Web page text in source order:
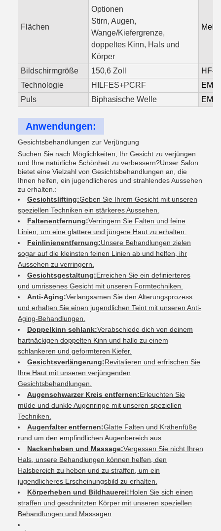
Flächen
Optionen
Stirn, Augen,
Wange/Kiefergrenze,
doppeltes Kinn, Hals und
Körper
Bildschirmgröße 150,6 Zoll
HF-
Technologie
HILFES+PCRF
Puls
Biphasische Welle
Anwendungen:
Gesichtsbehandlungen zur Verjüngung
Suchen Sie nach Möglichkeiten, Ihr Gesicht zu verjüngen
und Ihre natürliche Schönheit zu verbessern?Unser Salon
bietet eine Vielzahl von Gesichtsbehandlungen an, die
Ihnen helfen, ein jugendlicheres und strahlendes Aussehen
zu erhalten.:
Gesichtslifting:Geben Sie Ihrem Gesicht mit unseren
speziellen Techniken ein stärkeres Aussehen.
Faltenentfernung:Verringern Sie Falten und feine
Linien, um eine glattere und jüngere Haut zu erhalten.
Feinlinienentfernung:Unsere Behandlungen zielen
sogar auf die kleinsten feinen Linien ab und helfen, ihr
Aussehen zu verringern.
Gesichtsgestaltung:Erreichen Sie ein definierteres
und umrissenes Gesicht mit unseren Formtechniken.
Anti-Aging:Verlangsamen Sie den Alterungsprozess
und erhalten Sie einen jugendlichen Teint mit unseren Anti-
Aging-Behandlungen.
Doppelkinn schlank:Verabschiede dich von deinem
hartnäckigen doppelten Kinn und hallo zu einem
schlankeren und geformteren Kiefer.
Gesichtsverlängerung:Revitalieren und erfrischen Sie
Ihre Haut mit unseren verjüngenden
Gesichtsbehandlungen.
Augenschwarzer Kreis entfernen:Erleuchten Sie
müde und dunkle Augenringe mit unseren speziellen
Techniken.
Augenfalter entfernen:Glatte Falten und Krähenfüße
rund um den empfindlichen Augenbereich aus.
Nackenheben und Massage:Vergessen Sie nicht Ihren
Hals, unsere Behandlungen können helfen, den
Halsbereich zu heben und zu straffen, um ein
jugendlicheres Erscheinungsbild zu erhalten.
Körperheben und Bildhauerei:Holen Sie sich einen
straffen und geschnitzten Körper mit unseren speziellen
Behandlungen und Massagen